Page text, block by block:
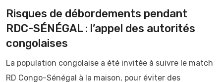
Risques de débordements pendant
RDC-SÉNÉGAL : l’appel des autorités
congolaises
La population congolaise a été invitée à suivre le match
RD Congo-Sénégal à la maison, pour éviter des